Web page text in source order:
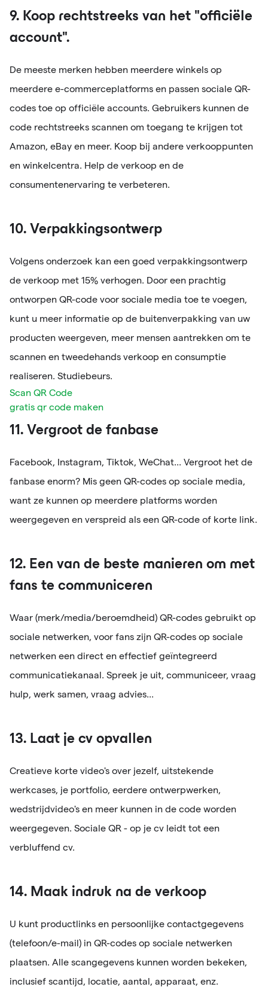
9. Koop rechtstreeks van het "officiële
account".
De meeste merken hebben meerdere winkels op
meerdere e-commerceplatforms en passen sociale QR-
codes toe op officiële accounts. Gebruikers kunnen de
code rechtstreeks scannen om toegang te krijgen tot
Amazon, eBay en meer. Koop bij andere verkooppunten
en winkelcentra. Help de verkoop en de
consumentenervaring te verbeteren.
10. Verpakkingsontwerp
Volgens onderzoek kan een goed verpakkingsontwerp
de verkoop met 15% verhogen. Door een prachtig
ontworpen QR-code voor sociale media toe te voegen,
kunt u meer informatie op de buitenverpakking van uw
producten weergeven, meer mensen aantrekken om te
scannen en tweedehands verkoop en consumptie
realiseren. Studiebeurs.
Scan QR Code
gratis qr code maken
11. Vergroot de fanbase
Facebook, Instagram, Tiktok, WeChat... Vergroot het de
fanbase enorm? Mis geen QR-codes op sociale media,
want ze kunnen op meerdere platforms worden
weergegeven en verspreid als een QR-code of korte link.
12. Een van de beste manieren om met
fans te communiceren
Waar (merk/media/beroemdheid) QR-codes gebruikt op
sociale netwerken, voor fans zijn QR-codes op sociale
netwerken een direct en effectief geïntegreerd
communicatiekanaal. Spreek je uit, communiceer, vraag
hulp, werk samen, vraag advies...
13. Laat je cv opvallen
Creatieve korte video's over jezelf, uitstekende
werkcases, je portfolio, eerdere ontwerpwerken,
wedstrijdvideo's en meer kunnen in de code worden
weergegeven. Sociale QR - op je cv leidt tot een
verbluffend cv.
14. Maak indruk na de verkoop
U kunt productlinks en persoonlijke contactgegevens
(telefoon/e-mail) in QR-codes op sociale netwerken
plaatsen. Alle scangegevens kunnen worden bekeken,
inclusief scantijd, locatie, aantal, apparaat, enz.